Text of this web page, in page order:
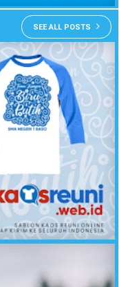
SEE ALL POSTS
Desain Kaos Reuni Temu Kangen Biru Putih SMA Negeri 1 Baso - Kaos Reuni